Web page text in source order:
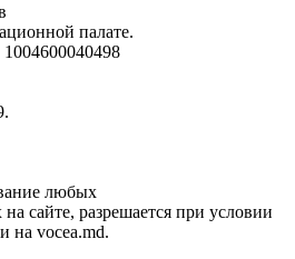
палате.
любых
сайте, разрешается при условии
на vocea.md.